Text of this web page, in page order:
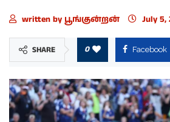
written by பூங்குன்றன் July 5,
SHARE 0 Facebook